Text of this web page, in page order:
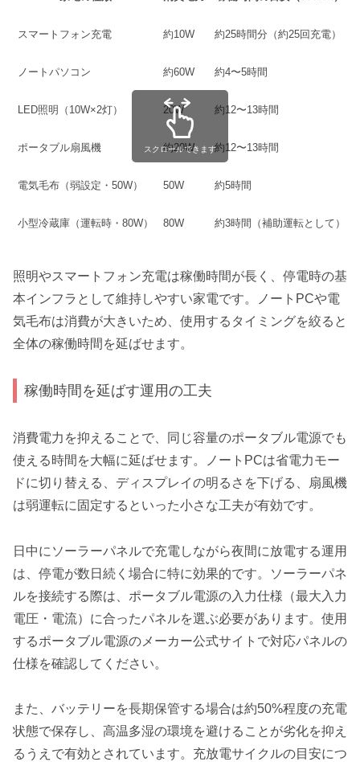
スマートフォン充電 約10W 約25時間分（約25回充電）
ノートパソコン 約60W 約4〜5時間
LED照明（10W×2灯） 20W 約12〜13時間
ポータブル扇風機 約20W 約12〜13時間
電気毛布（弱設定・50W） 50W 約5時間
小型冷蔵庫（運転時・80W） 80W 約3時間（補助運転として）
スクロールできます
照明やスマートフォン充電は稼働時間が長く、停電時の基
本インフラとして維持しやすい家電です。ノートPCや電
気毛布は消費が大きいため、使用するタイミングを絞ると
全体の稼働時間を延ばせます。
稼働時間を延ばす運用の工夫
消費電力を抑えることで、同じ容量のポータブル電源でも
使える時間を大幅に延ばせます。ノートPCは省電力モー
ドに切り替える、ディスプレイの明るさを下げる、扇風機
は弱運転に固定するといった小さな工夫が有効です。
日中にソーラーパネルで充電しながら夜間に放電する運用
は、停電が数日続く場合に特に効果的です。ソーラーパネ
ルを接続する際は、ポータブル電源の入力仕様（最大入力
電圧・電流）に合ったパネルを選ぶ必要があります。使用
するポータブル電源のメーカー公式サイトで対応パネルの
仕様を確認してください。
また、バッテリーを長期保管する場合は約50%程度の充電
状態で保存し、高温多湿の環境を避けることが劣化を抑え
るうえで有効とされています。充放電サイクルの目安につ